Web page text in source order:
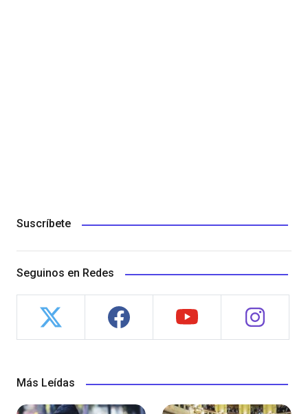
Suscríbete
Seguinos en Redes
Más Leídas